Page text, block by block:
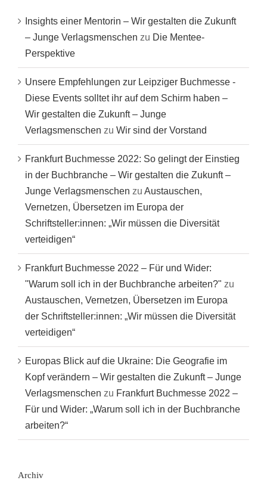
Insights einer Mentorin – Wir gestalten die Zukunft
– Junge Verlagsmenschen zu Die Mentee-
Perspektive
Unsere Empfehlungen zur Leipziger Buchmesse -
Diese Events solltet ihr auf dem Schirm haben –
Wir gestalten die Zukunft – Junge
Verlagsmenschen zu Wir sind der Vorstand
Frankfurt Buchmesse 2022: So gelingt der Einstieg
in der Buchbranche – Wir gestalten die Zukunft –
Junge Verlagsmenschen zu Austauschen,
Vernetzen, Übersetzen im Europa der
Schriftsteller:innen: „Wir müssen die Diversität
verteidigen“
Frankfurt Buchmesse 2022 – Für und Wider:
"Warum soll ich in der Buchbranche arbeiten?" zu
Austauschen, Vernetzen, Übersetzen im Europa
der Schriftsteller:innen: „Wir müssen die Diversität
verteidigen“
Europas Blick auf die Ukraine: Die Geografie im
Kopf verändern – Wir gestalten die Zukunft – Junge
Verlagsmenschen zu Frankfurt Buchmesse 2022 –
Für und Wider: „Warum soll ich in der Buchbranche
arbeiten?“
Archiv